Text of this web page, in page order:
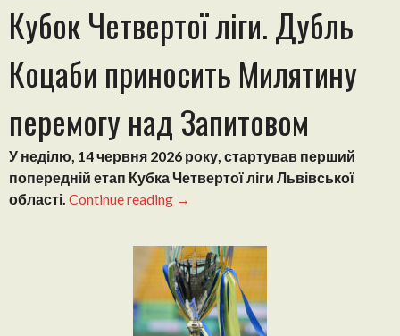
Кубок Четвертої ліги. Дубль
Коцаби приносить Милятину
перемогу над Запитовом
У неділю, 14 червня 2026 року, стартував перший
попередній етап Кубка Четвертої ліги Львівської
області. Continue reading “Кубок
Дубль
Коцаби
приносить
Милятину
→